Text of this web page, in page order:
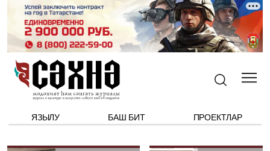
ЯЗЫЛУ БАШ БИТ ПРОЕКТЛАР